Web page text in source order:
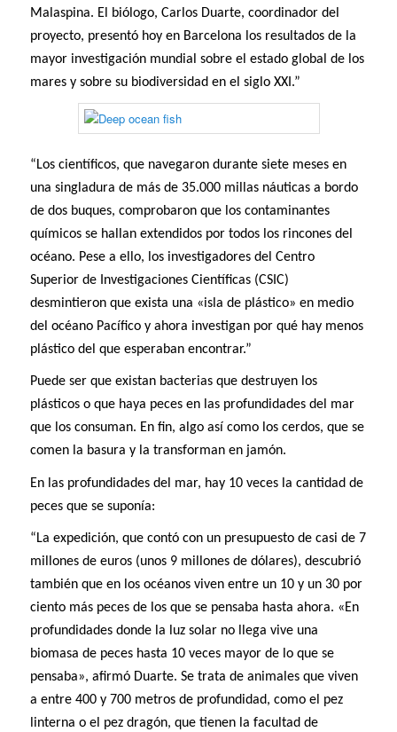
Malaspina. El biólogo, Carlos Duarte, coordinador del
proyecto, presentó hoy en Barcelona los resultados de la
mayor investigación mundial sobre el estado global de los
mares y sobre su biodiversidad en el siglo XXI.”
“Los científicos, que navegaron durante siete meses en
una singladura de más de 35.000 millas náuticas a bordo
de dos buques, comprobaron que los contaminantes
químicos se hallan extendidos por todos los rincones del
océano. Pese a ello, los investigadores del Centro
Superior de Investigaciones Científicas (CSIC)
desmintieron que exista una «isla de plástico» en medio
del océano Pacífico y ahora investigan por qué hay menos
plástico del que esperaban encontrar.”
Puede ser que existan bacterias que destruyen los
plásticos o que haya peces en las profundidades del mar
que los consuman. En fin, algo así como los cerdos, que se
comen la basura y la transforman en jamón.
En las profundidades del mar, hay 10 veces la cantidad de
peces que se suponía:
“La expedición, que contó con un presupuesto de casi de 7
millones de euros (unos 9 millones de dólares), descubrió
también que en los océanos viven entre un 10 y un 30 por
ciento más peces de los que se pensaba hasta ahora. «En
profundidades donde la luz solar no llega vive una
biomasa de peces hasta 10 veces mayor de lo que se
pensaba», afirmó Duarte. Se trata de animales que viven
a entre 400 y 700 metros de profundidad, como el pez
linterna o el pez dragón, que tienen la facultad de